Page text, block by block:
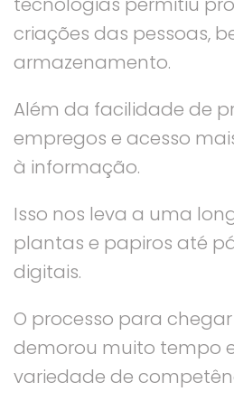
criações das pessoas,
armazenamento.
Além da facilidade de
empregos e acesso
à informação.
Isso nos leva a uma
plantas e papiros até
digitais.
O processo para
demorou muito tempo
variedade de